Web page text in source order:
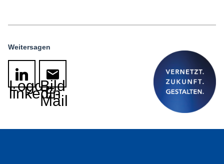
Weitersagen
Logo
linkedin
Bild
E-
Mail